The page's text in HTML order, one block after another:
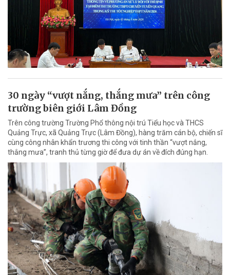
30 ngày “vượt nắng, thắng mưa” trên công
trường biên giới Lâm Đồng
Trên công trường Trường Phổ thông nội trú Tiểu học và THCS
Quảng Trực, xã Quảng Trực (Lâm Đồng), hàng trăm cán bộ, chiến sĩ
cùng công nhân khẩn trương thi công với tinh thần “vượt nắng,
thắng mưa”, tranh thủ từng giờ để đưa dự án về đích đúng hạn.